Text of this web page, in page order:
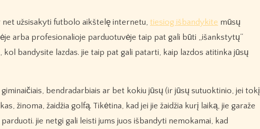
užsisakyti futbolo aikštelę internetu, tiesiog išbandykite mūsų
arba profesionalioje parduotuvėje taip pat gali būti „išankstytų”
bandysite lazdas. jie taip pat gali patarti, kaip lazdos atitinka jūsų
bendradarbiais ar bet kokiu jūsų (ir jūsų sutuoktinio, jei tokį
žinoma, žaidžia golfą. Tikėtina, kad jei jie žaidžia kurį laiką, jie garaže
jie netgi gali leisti jums juos išbandyti nemokamai, kad